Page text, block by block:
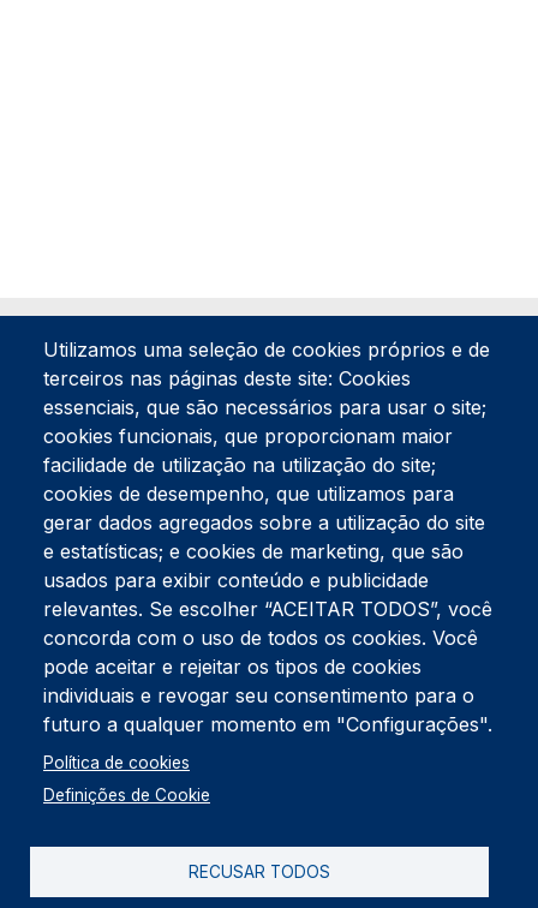
Tel:234 390 100Fax:234 390 100
Endereço Postal
Apartado 42
Rua Gil Eanes 31
3834-908 Gafanha da Nazaré
Estúdios
Rua Prior Guerra
Edifício do Centro Cultural da Gafanha da Nazaré
3830-556 Gafanha da Nazaré
Rodapé
Cookies
Política de Privacidade
Utilizamos uma seleção de cookies próprios e de
terceiros nas páginas deste site: Cookies
essenciais, que são necessários para usar o site;
cookies funcionais, que proporcionam maior
facilidade de utilização na utilização do site;
cookies de desempenho, que utilizamos para
gerar dados agregados sobre a utilização do site
e estatísticas; e cookies de marketing, que são
usados para exibir conteúdo e publicidade
relevantes. Se escolher “ACEITAR TODOS”, você
concorda com o uso de todos os cookies. Você
pode aceitar e rejeitar os tipos de cookies
individuais e revogar seu consentimento para o
futuro a qualquer momento em "Configurações".
Política de cookies
Definições de Cookie
RECUSAR TODOS